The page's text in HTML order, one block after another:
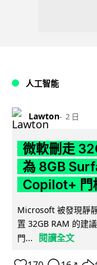
人工智能
Lawton 2 日
微軟刪走
為 8GB
Copilot+ 門
Microsoft 被發現靜
置 32GB RAM 的建
門...
閱讀全文